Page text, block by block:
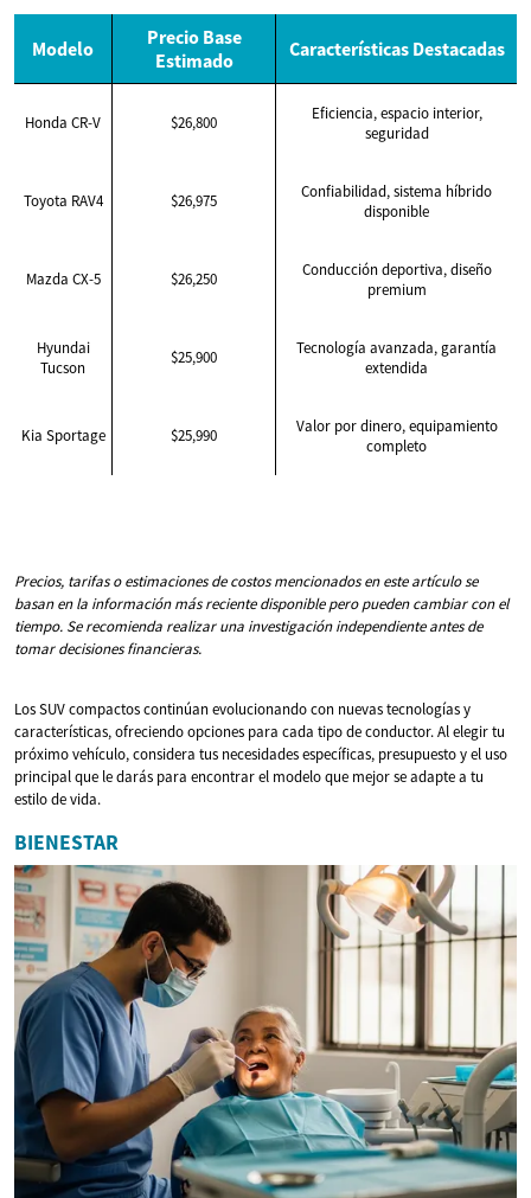
Modelo
Precio Base
Estimado
Características Destacadas
Honda CR-V $26,800
Eficiencia, espacio interior,
seguridad
Toyota RAV4 $26,975
Confiabilidad, sistema híbrido
disponible
Mazda CX-5 $26,250
Conducción deportiva, diseño
premium
Hyundai
Tucson
$25,900
Tecnología avanzada, garantía
extendida
Kia Sportage $25,990
Valor por dinero, equipamiento
completo
Precios, tarifas o estimaciones de costos mencionados en este artículo se
basan en la información más reciente disponible pero pueden cambiar con el
tiempo. Se recomienda realizar una investigación independiente antes de
tomar decisiones financieras.
Los SUV compactos continúan evolucionando con nuevas tecnologías y
características, ofreciendo opciones para cada tipo de conductor. Al elegir tu
próximo vehículo, considera tus necesidades específicas, presupuesto y el uso
principal que le darás para encontrar el modelo que mejor se adapte a tu
estilo de vida.
BIENESTAR